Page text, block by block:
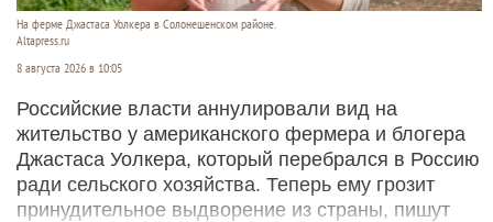
На ферме Джастаса Уолкера в Солонешенском районе.
Altapress.ru
8 августа 2026 в 10:05
Российские власти аннулировали вид на
жительство у американского фермера и блогера
Джастаса Уолкера, который перебрался в Россию
ради сельского хозяйства. Теперь ему грозит
принудительное выдворение из страны, пишут